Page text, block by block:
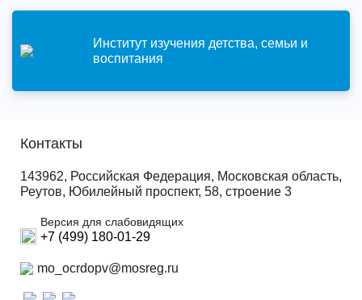
Институт изучения детства, семьи и
воспитания
Контакты
143962, Российская Федерация, Московская область,
Реутов, Юбилейный проспект, 58, строение 3
Версия для слабовидящих
+7 (499) 180-01-29
mo_ocrdopv@mosreg.ru